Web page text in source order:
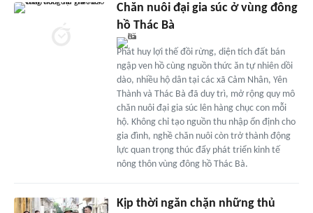
Chăn nuôi đại gia súc ở vùng đông
hồ Thác Bà
Phát huy lợi thế đồi rừng, diện tích đất bán
ngập ven hồ cùng nguồn thức ăn tự nhiên dồi
dào, nhiều hộ dân tại các xã Cảm Nhân, Yên
Thành và Thác Bà đã duy trì, mở rộng quy mô
chăn nuôi đại gia súc lên hàng chục con mỗi
hộ. Không chỉ tạo nguồn thu nhập ổn định cho
gia đình, nghề chăn nuôi còn trở thành động
lực quan trọng thúc đẩy phát triển kinh tế
nông thôn vùng đông hồ Thác Bà.
Kịp thời ngăn chặn những thủ